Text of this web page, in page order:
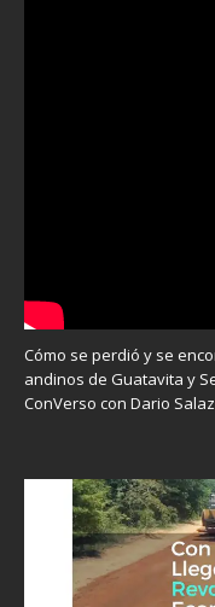
Cómo se perdió y se
andinos de Guatavita y
ConVerso con Dario